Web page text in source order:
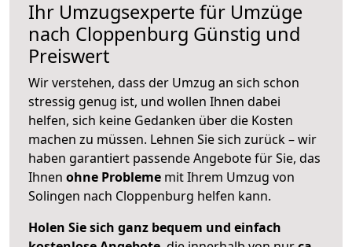
Ihr Umzugsexperte für Umzüge
nach Cloppenburg Günstig und
Preiswert
Wir verstehen, dass der Umzug an sich schon
stressig genug ist, und wollen Ihnen dabei
helfen, sich keine Gedanken über die Kosten
machen zu müssen. Lehnen Sie sich zurück – wir
haben garantiert passende Angebote für Sie, das
Ihnen ohne Probleme mit Ihrem Umzug von
Solingen nach Cloppenburg helfen kann.
Holen Sie sich ganz bequem und einfach